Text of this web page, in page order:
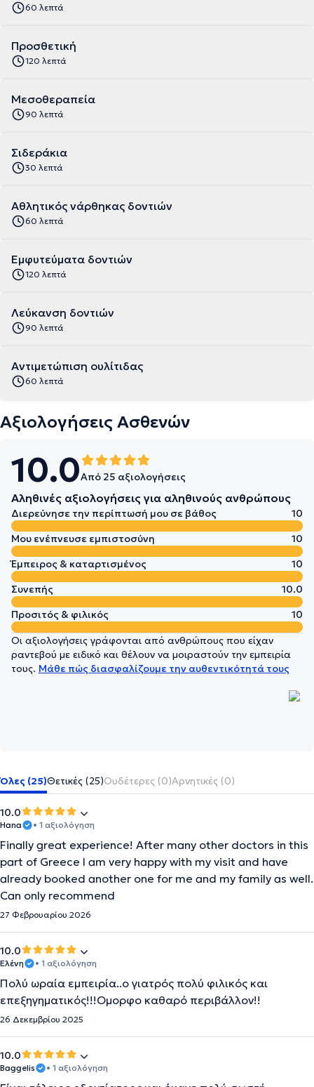
60 λεπτά
Προσθετική
120 λεπτά
Μεσοθεραπεία
90 λεπτά
Σιδεράκια
30 λεπτά
Aθλητικός νάρθηκας δοντιών
60 λεπτά
Εμφυτεύματα δοντιών
120 λεπτά
Λεύκανση δοντιών
90 λεπτά
Αντιμετώπιση ουλίτιδας
60 λεπτά
Αξιολογήσεις Ασθενών
10.0Από 25 αξιολογήσεις
Αληθινές αξιολογήσεις για αληθινούς ανθρώπους
Διερεύνησε την περίπτωσή μου σε βάθος
10
Μου ενέπνευσε εμπιστοσύνη
10
Έμπειρος & καταρτισμένος
10
Συνεπής
10.0
Προσιτός & φιλικός
10
Οι αξιολογήσεις γράφονται από ανθρώπους που είχαν
ραντεβού με ειδικό και θέλουν να μοιραστούν την εμπειρία
τους. Μάθε πώς διασφαλίζουμε την αυθεντικότητά τους
Όλες (25)Θετικές (25)Ουδέτερες (0)Αρνητικές (0)
10.0
Hana • 1 αξιολόγηση
Finally great experience! After many other doctors in this
part of Greece I am very happy with my visit and have
already booked another one for me and my family as well.
Can only recommend
27 Φεβρουαρίου 2026
10.0
Ελένη • 1 αξιολόγηση
Πολύ ωραία εμπειρία..ο γιατρός πολύ φιλικός και
επεξηγηματικός!!!Ομορφο καθαρό περιβάλλον!!
26 Δεκεμβρίου 2025
10.0
Baggelis • 1 αξιολόγηση